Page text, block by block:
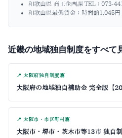
和歌山県 商工企画課 TEL：073-
和歌山県最低賃金：時間額1,045円
近畿の地域独自制度をすべて
📍 大阪府独自制度篇
大阪府の地域独自補助金 完全版【
📍 大阪市・市区町村篇
大阪市・堺市・茨木市等13市 独自